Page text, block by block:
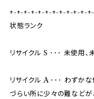
+-+-+-+-+-+-+-+-+-+-+-
状態ランク
リサイクル S ･･･ 未使用
リサイクル A ･･･ わずか
づらい所に少々の難など